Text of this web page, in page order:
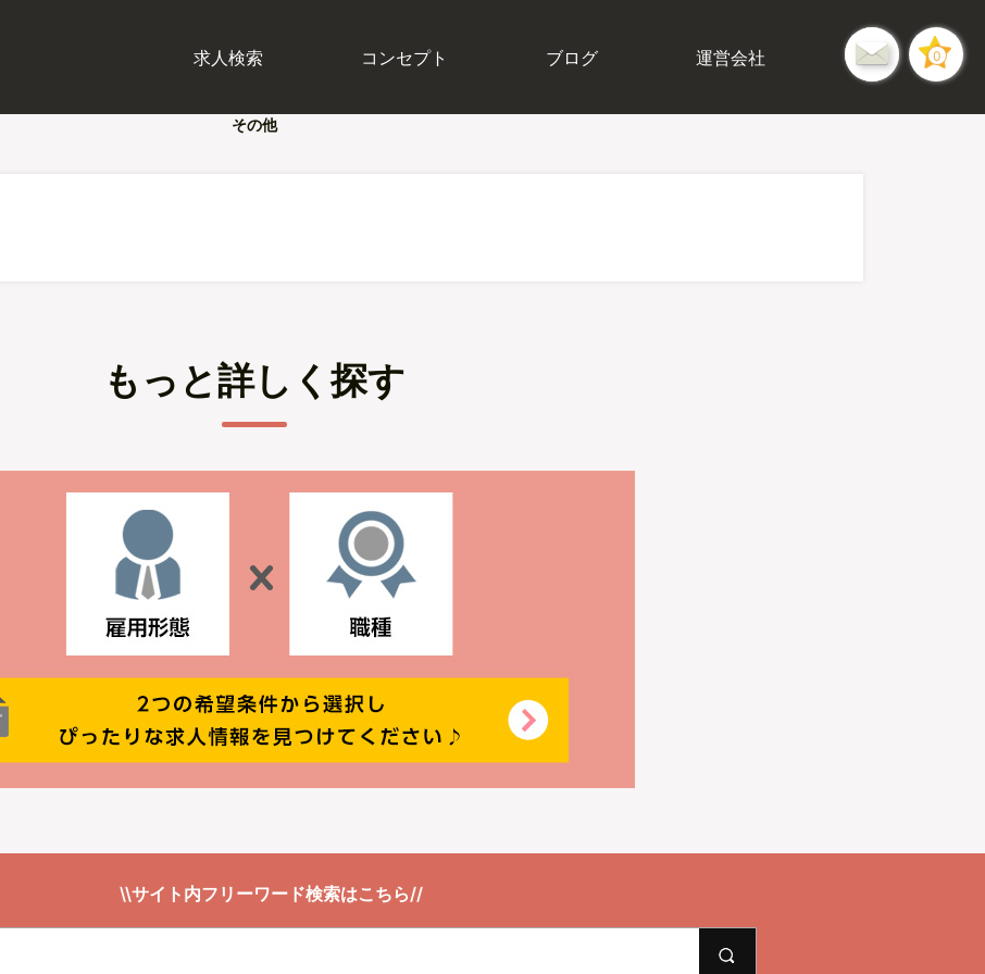
求人検索 コンセプト ブログ 運営会社 0
その他
もっと詳しく探す
\\サイト内フリーワード検索はこちら//